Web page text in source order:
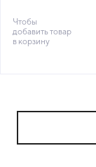
Чтобы
добавить товар
в корзину